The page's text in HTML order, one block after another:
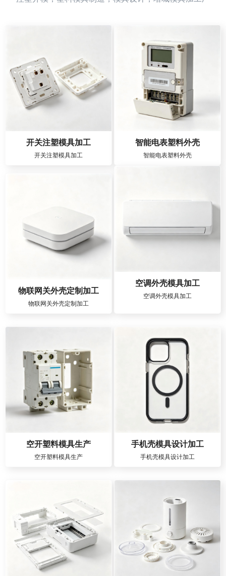
开关注塑模具加工
开关注塑模具加工
智能电表塑料外壳
智能电表塑料外壳
物联网关外壳定制加工
物联网关外壳定制加工
空调外壳模具加工
空调外壳模具加工
空开塑料模具生产
空开塑料模具生产
手机壳模具设计加工
手机壳模具设计加工